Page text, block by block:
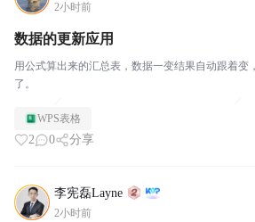
2小时前
数据的更新应用
用公式算出来的汇总表，数据一变结果自动跟着变
了。
WPS表格
2 0 分享
李宪磊Layne
2小时前